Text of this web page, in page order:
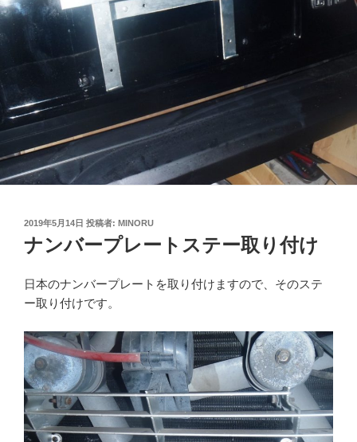
投
日:
2019年5月14日 投稿者: MINORU
ナンバープレートステー取り付け
日本のナンバープレートを取り付けますので、そのステ
ー取り付けです。